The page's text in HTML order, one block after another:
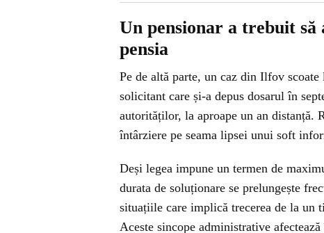
Un pensionar a trebuit să
pensia
Pe de altă parte, un caz din Ilfov
solicitant care și-a depus dosarul în
autorităților, la aproape un an distanță.
întârziere pe seama lipsei unui soft
Deși legea impune un termen de
durata de soluționare se prelungește
situațiile care implică trecerea de la un
Aceste sincope administrative